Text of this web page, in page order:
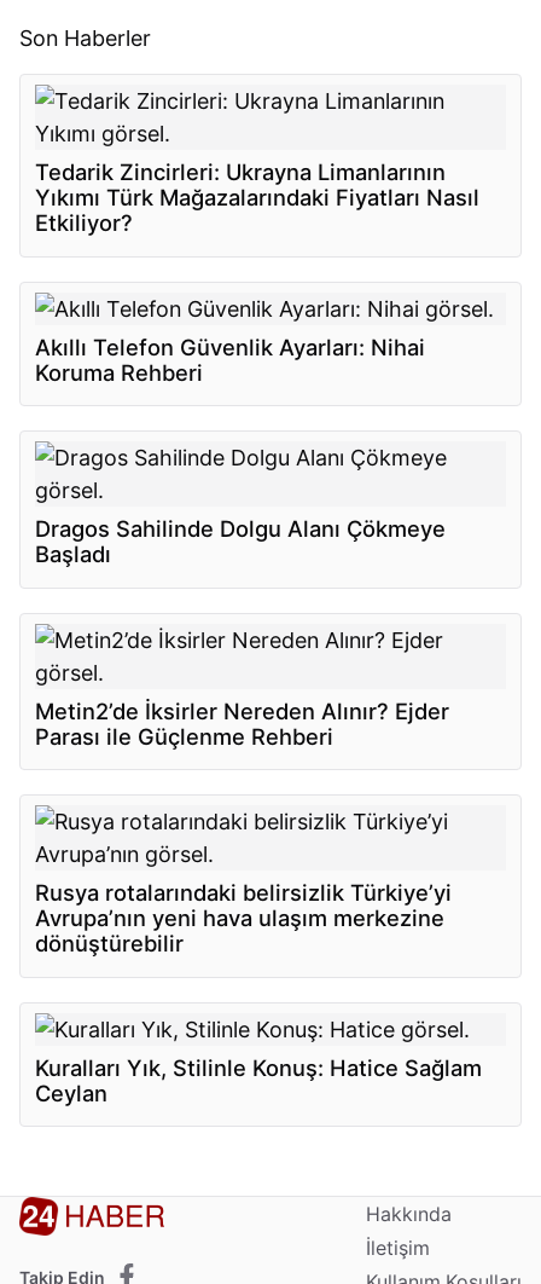
Son Haberler
Tedarik Zincirleri: Ukrayna Limanlarının
Yıkımı Türk Mağazalarındaki Fiyatları Nasıl
Etkiliyor?
Akıllı Telefon Güvenlik Ayarları: Nihai
Koruma Rehberi
Dragos Sahilinde Dolgu Alanı Çökmeye
Başladı
Metin2’de İksirler Nereden Alınır? Ejder
Parası ile Güçlenme Rehberi
Rusya rotalarındaki belirsizlik Türkiye’yi
Avrupa’nın yeni hava ulaşım merkezine
dönüştürebilir
Kuralları Yık, Stilinle Konuş: Hatice Sağlam
Ceylan
Takip Edin
Hakkında
İletişim